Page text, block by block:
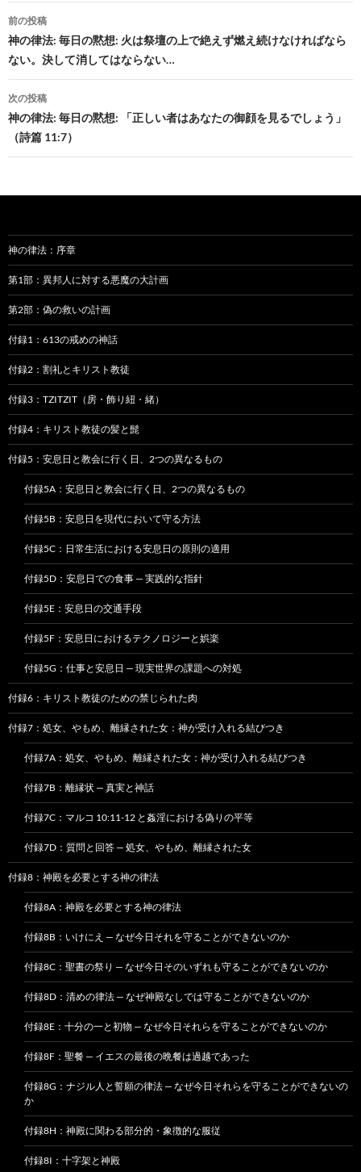
投
稿
ナ
ビ
ゲ
ー
ン
前の投稿
神の律法: 毎日の黙想: 火は祭壇の上で絶えず燃え続けなければなら
ない。決して消してはならない…
次の投稿
神の律法: 毎日の黙想: 「正しい者はあなたの御顔を見るでしょう」
（詩篇 11:7）
神の律法：序章
第1部：異邦人に対する悪魔の大計画
第2部：偽の救いの計画
付録1：613の戒めの神話
付録2：割礼とキリスト教徒
付録3：TZITZIT（房・飾り紐・緒）
付録4：キリスト教徒の髪と髭
付録5：安息日と教会に行く日、2つの異なるもの
付録5A：安息日と教会に行く日、2つの異なるもの
付録5B：安息日を現代において守る方法
付録5C：日常生活における安息日の原則の適用
付録5D：安息日での食事 — 実践的な指針
付録5E：安息日の交通手段
付録5F：安息日におけるテクノロジーと娯楽
付録5G：仕事と安息日 — 現実世界の課題への対処
付録6：キリスト教徒のための禁じられた肉
付録7：処女、やもめ、離縁された女：神が受け入れる結びつき
付録7A：処女、やもめ、離縁された女：神が受け入れる結びつき
付録7B：離縁状 — 真実と神話
付録7C：マルコ 10:11-12 と姦淫における偽りの平等
付録7D：質問と回答 — 処女、やもめ、離縁された女
付録8：神殿を必要とする神の律法
付録8A：神殿を必要とする神の律法
付録8B：いけにえ — なぜ今日それを守ることができないのか
付録8C：聖書の祭り — なぜ今日そのいずれも守ることができないのか
付録8D：清めの律法 — なぜ神殿なしでは守ることができないのか
付録8E：十分の一と初物 — なぜ今日それらを守ることができないのか
付録8F：聖餐 — イエスの最後の晩餐は過越であった
付録8G：ナジル人と誓願の律法 — なぜ今日それらを守ることができないの
か
付録8H：神殿に関わる部分的・象徴的な服従
付録8I：十字架と神殿